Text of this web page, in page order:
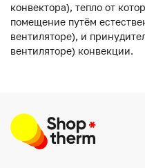
конвектора), тепло от
помещение путём
вентиляторе), и
вентиляторе) конвекции.